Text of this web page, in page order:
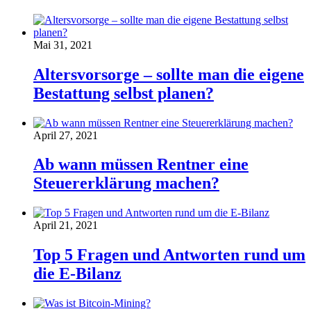
Mai 31, 2021
Altersvorsorge – sollte man die eigene
Bestattung selbst planen?
April 27, 2021
Ab wann müssen Rentner eine
Steuererklärung machen?
April 21, 2021
Top 5 Fragen und Antworten rund um
die E-Bilanz